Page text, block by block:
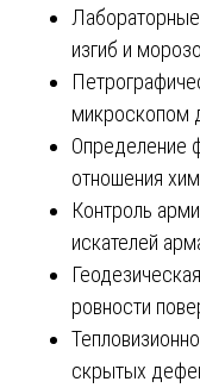
изгиб и
микроскопом
Определение
отношения
Контроль
искателей
ровности
скрытых